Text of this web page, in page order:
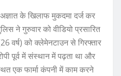
के खिलाफ मुकदमा दर्ज कर
ने गुरुवार को वीडियो प्रसारित
वर्ष) को क्लेमेनटाउन से गिरफ्तार
पूर्व में संस्थान में पढ़ता था और
एक फार्मा कंपनी में काम करने